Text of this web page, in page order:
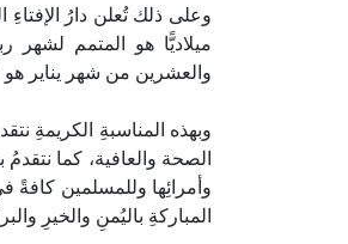
وعلى ذلك تُعلن دارُ
ميلاديًّا هو المتمم لشهر
والعشرين من شهر يناير هو
وبهذه المناسبةِ الكريمةِ
الصحة والعافية، كما
وأمرائِها وللمسلمين كافةً
المباركةِ باليُمنِ والخيرِ